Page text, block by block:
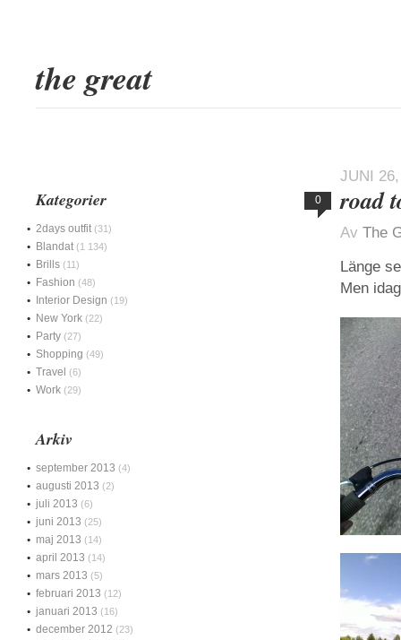
the great
JUNI
0 road
Av The
Länge
Men
Kategorier
2days outfit (31)
Blandat (1 134)
Brills (11)
Fashion (48)
Interior Design (19)
New York (22)
Party (27)
Shopping (49)
Travel (6)
Work (29)
Arkiv
september 2013 (4)
augusti 2013 (2)
juli 2013 (6)
juni 2013 (25)
maj 2013 (14)
april 2013 (14)
mars 2013 (5)
februari 2013 (12)
januari 2013 (16)
december 2012 (23)